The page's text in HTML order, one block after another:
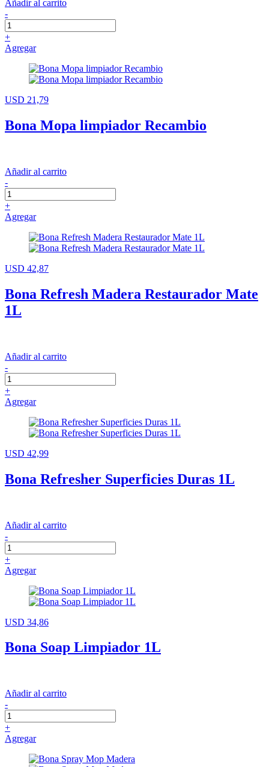
Añadir al carrito
-
+
Agregar
USD 21,79
Bona Mopa limpiador Recambio
Añadir al carrito
-
+
Agregar
USD 42,87
Bona Refresh Madera Restaurador Mate
1L
Añadir al carrito
-
+
Agregar
USD 42,99
Bona Refresher Superficies Duras 1L
Añadir al carrito
-
+
Agregar
USD 34,86
Bona Soap Limpiador 1L
Añadir al carrito
-
+
Agregar